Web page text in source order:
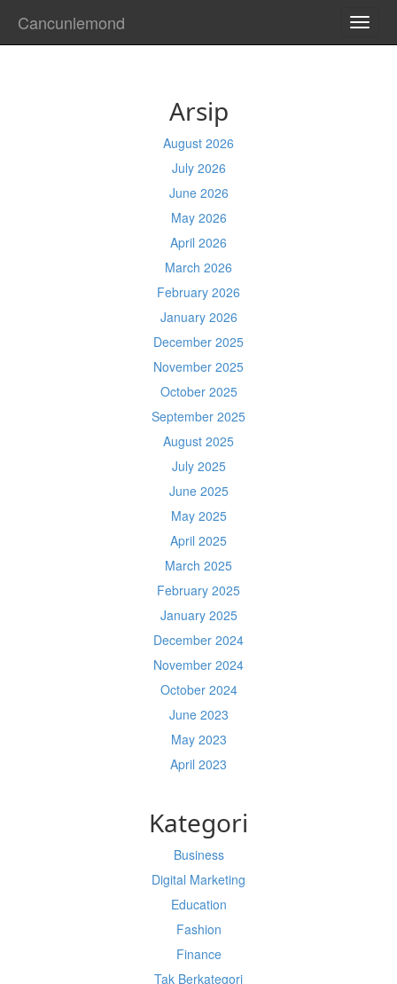
Cancunlemond
Arsip
August 2026
July 2026
June 2026
May 2026
April 2026
March 2026
February 2026
January 2026
December 2025
November 2025
October 2025
September 2025
August 2025
July 2025
June 2025
May 2025
April 2025
March 2025
February 2025
January 2025
December 2024
November 2024
October 2024
June 2023
May 2023
April 2023
Kategori
Business
Digital Marketing
Education
Fashion
Finance
Tak Berkategori